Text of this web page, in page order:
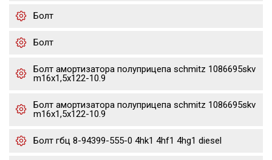
Болт
Болт
Болт амортизатора полуприцепа schmitz 1086695skv
m16x1,5х122-10.9
Болт амортизатора полуприцепа schmitz 1086695skv
m16x1,5х122-10.9
Болт гбц 8-94399-555-0 4hk1 4hf1 4hg1 diesel